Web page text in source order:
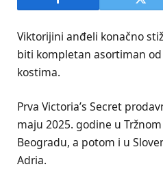
Viktorijini anđeli konačno
biti kompletan asortiman
kostima.
Prva Victoria’s Secret
maju 2025. godine u
Beogradu, a potom i u
Adria.